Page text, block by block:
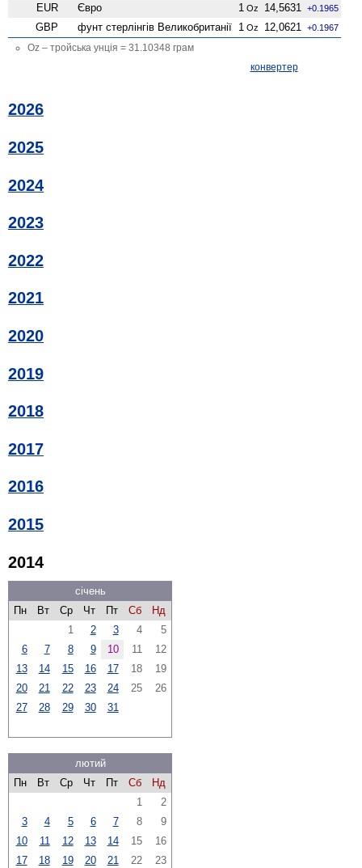
EUR Євро 1 Oz 14,5631 +0.1965
GBP фунт стерлінгів Велико­британії 1 Oz 12,0621 +0.1967
Oz – тройська унція = 31.10348 грам
конвертер
2026
2025
2024
2023
2022
2021
2020
2019
2018
2017
2016
2015
2014
січень
Пн
Вт Ср Чт Пт Сб
Нд
1
2 3 4
5
6
7 8 9 10 11
12
13
14 15 16 17 18
19
20
21 22 23 24 25
26
27
28 29 30 31
лютий
Пн
Вт Ср Чт Пт Сб
Нд
1
2
3
4 5 6 7 8
9
10
11 12 13 14 15
16
17
18 19 20 21 22
23